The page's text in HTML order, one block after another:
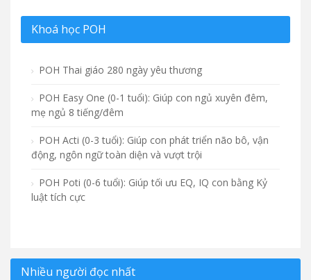
Khoá học POH
POH Thai giáo 280 ngày yêu thương
POH Easy One (0-1 tuổi): Giúp con ngủ xuyên đêm,
mẹ ngủ 8 tiếng/đêm
POH Acti (0-3 tuổi): Giúp con phát triển não bô, vận
động, ngôn ngữ toàn diện và vượt trội
POH Poti (0-6 tuổi): Giúp tối ưu EQ, IQ con bằng Kỷ
luật tích cực
Nhiều người đọc nhất